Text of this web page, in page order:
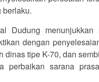
berlaku.
Dudung
dengan
dinas tipe K-70, dan
perbaikan sarana